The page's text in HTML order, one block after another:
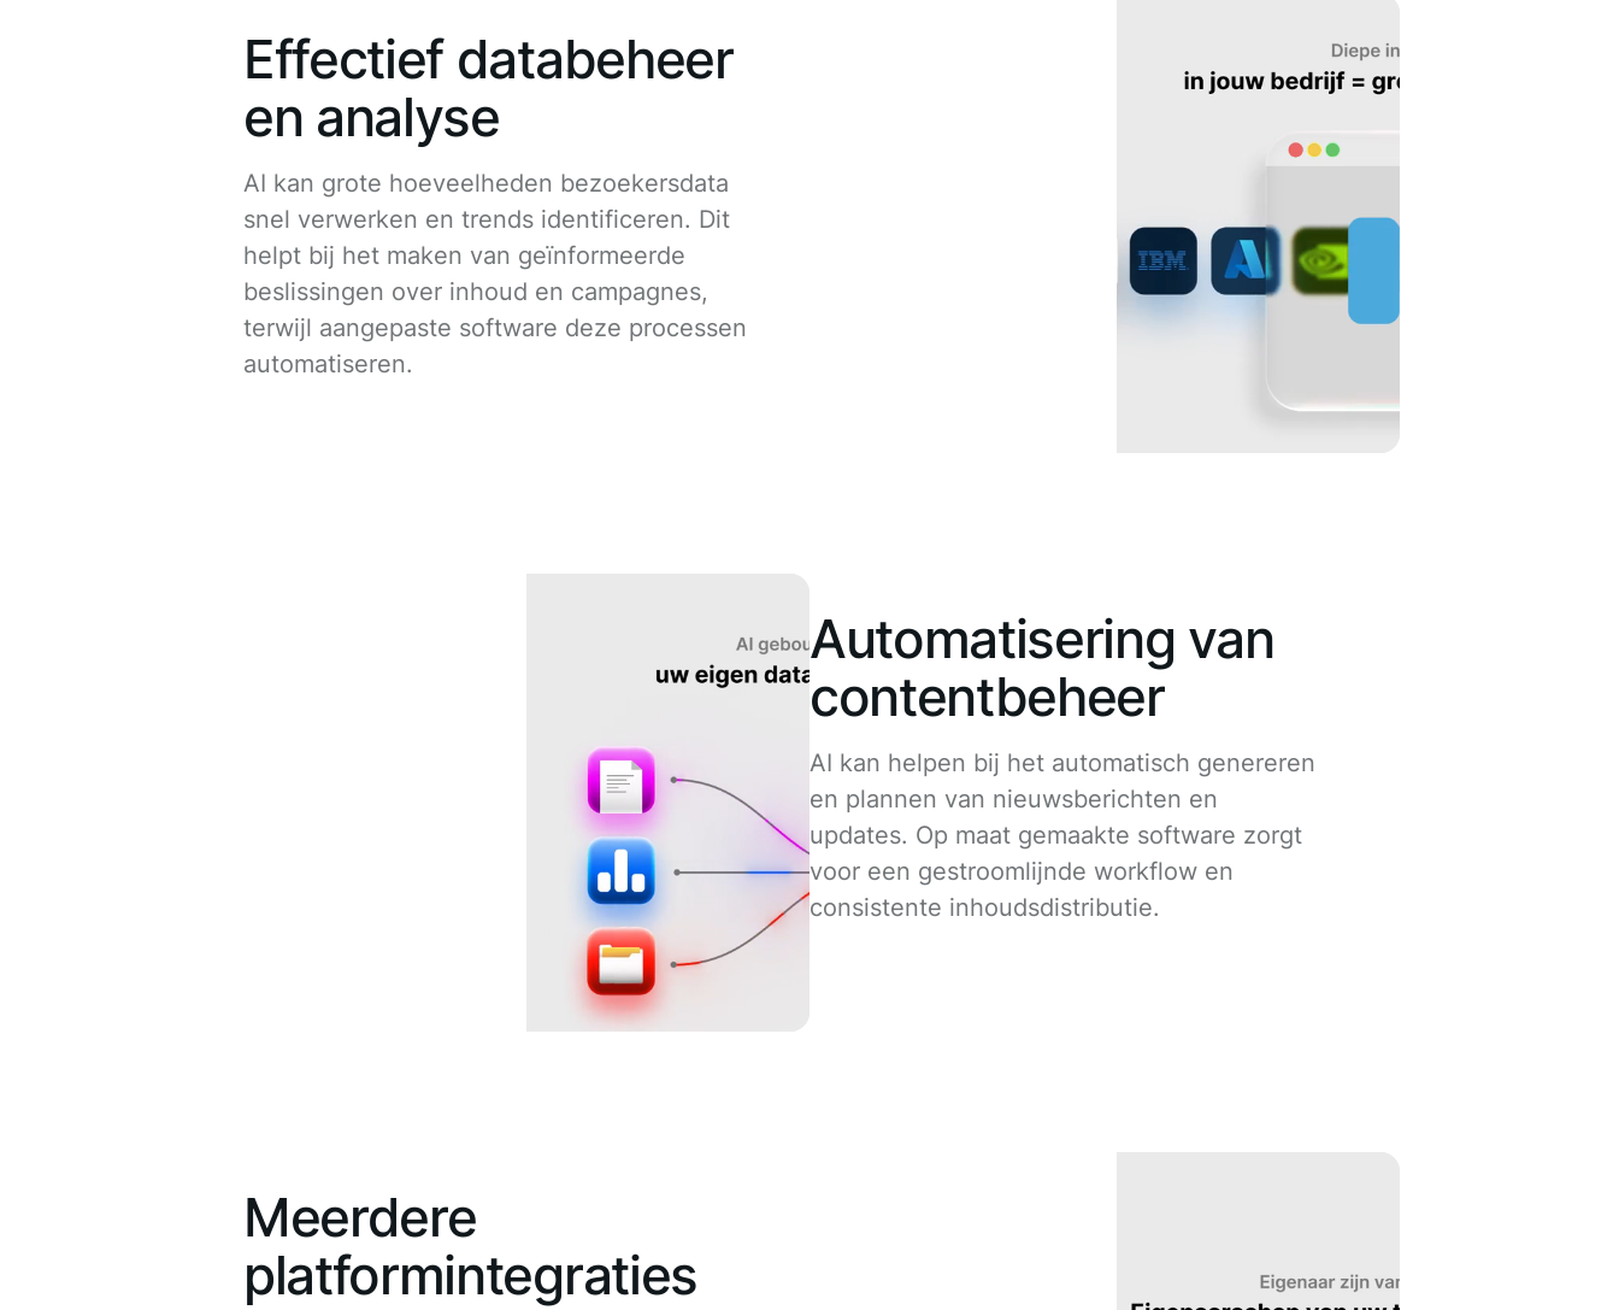
Effectief databeheer
en analyse
AI kan grote hoeveelheden bezoekersdata
snel verwerken en trends identificeren. Dit
helpt bij het maken van geïnformeerde
beslissingen over inhoud en campagnes,
terwijl aangepaste software deze processen
automatiseren.
Automatisering van
contentbeheer
AI kan helpen bij het automatisch genereren
en plannen van nieuwsberichten en
updates. Op maat gemaakte software zorgt
voor een gestroomlijnde workflow en
consistente inhoudsdistributie.
Meerdere
platformintegraties